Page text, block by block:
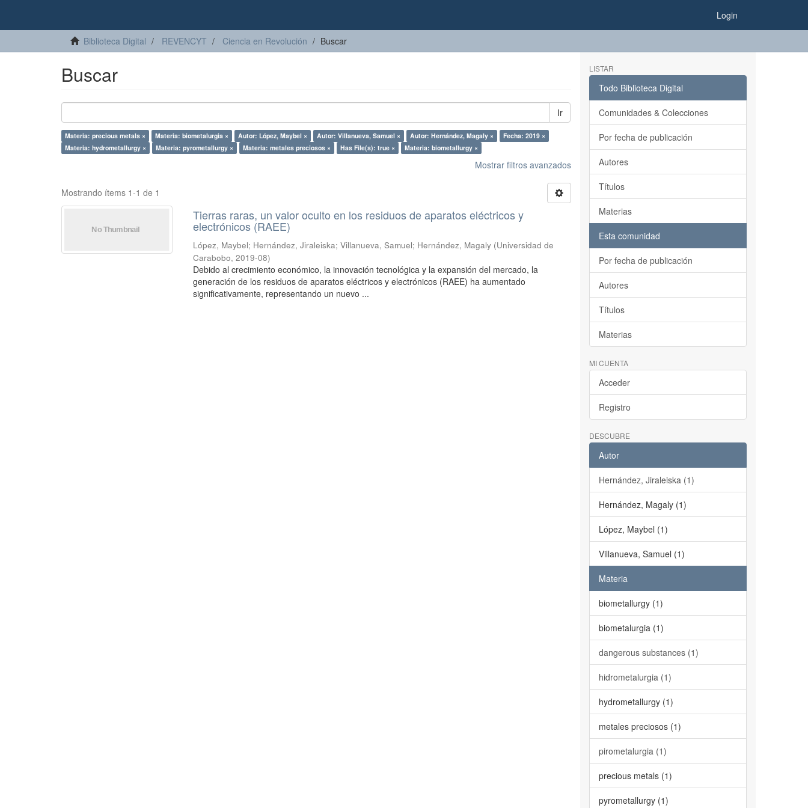
Login
Biblioteca Digital REVENCYT Ciencia en Revolución Buscar
Buscar
Ir
Materia: precious metals × Materia: biometalurgia × Autor: López, Maybel × Autor: Villanueva, Samuel × Autor: Hernández, Magaly ×
Fecha: 2019 ×
Materia: hydrometallurgy ×
Materia: pyrometallurgy × Materia: metales preciosos × Has File(s): true × Materia: biometallurgy ×
Mostrar filtros avanzados
Mostrando ítems 1-1 de 1
Tierras raras, un valor oculto en los residuos de aparatos eléctricos y
electrónicos (RAEE)
López, Maybel; Hernández, Jiraleiska;Villanueva, Samuel; Hernández, Magaly (Universidad de
Carabobo,2019-08)
Debido al crecimiento económico, la innovación tecnológica y la expansión del mercado, la
generación de los residuos de aparatos eléctricos y electrónicos (RAEE) ha aumentado
significativamente, representando un nuevo ...
LISTAR
Todo Biblioteca Digital
Comunidades & Colecciones
Por fecha de publicación
Autores
Títulos
Materias
Esta comunidad
Por fecha de publicación
Autores
Títulos
Materias
MI CUENTA
Acceder
Registro
DESCUBRE
Autor
Hernández, Jiraleiska (1)
Hernández, Magaly (1)
López, Maybel (1)
Villanueva, Samuel (1)
Materia
biometallurgy (1)
biometalurgia (1)
dangerous substances (1)
hidrometalurgia (1)
hydrometallurgy (1)
metales preciosos (1)
pirometalurgia (1)
precious metals (1)
pyrometallurgy (1)